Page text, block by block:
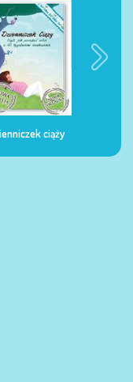
Dzienniczek